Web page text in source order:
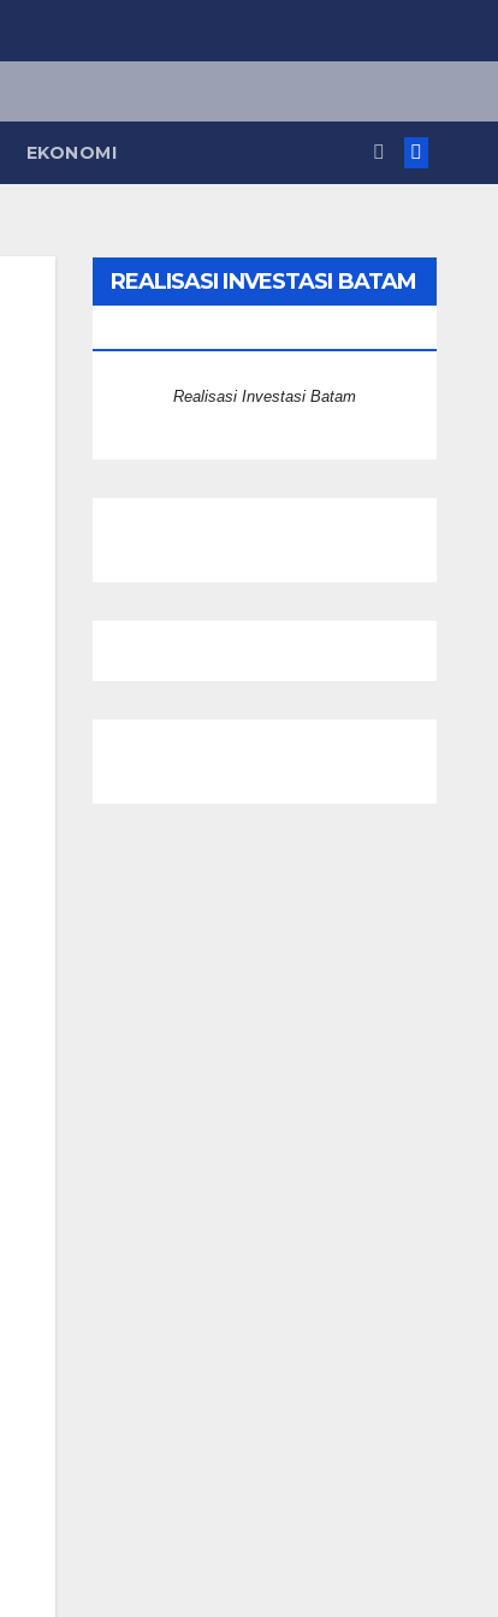
EKONOMI
REALISASI INVESTASI BATAM
Realisasi Investasi Batam